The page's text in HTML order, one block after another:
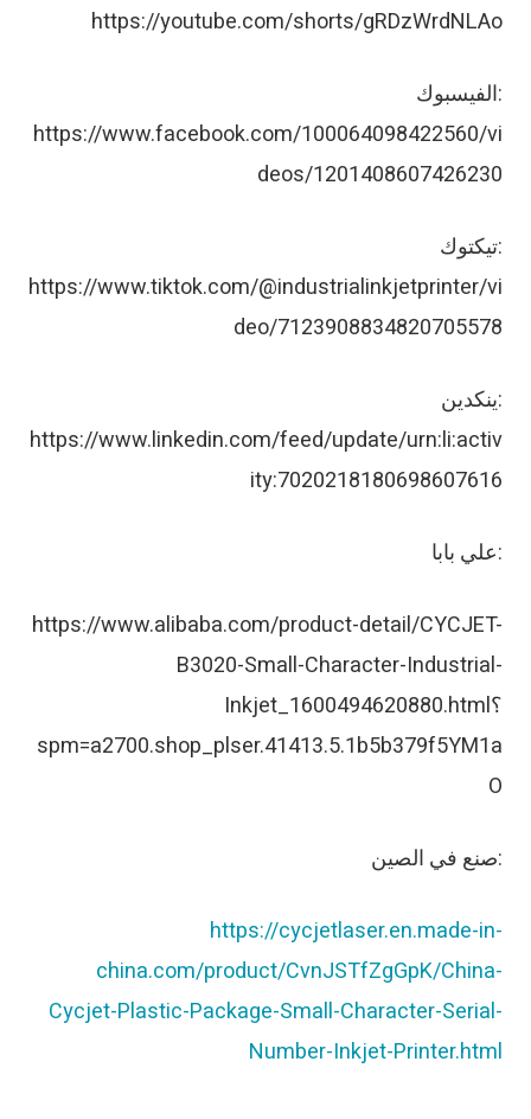
https://youtube.com/shorts/gRDzWrdNLAo
الفيسبوك:
https://www.facebook.com/100064098422560/vi
deos/1201408607426230
تيكتوك:
https://www.tiktok.com/@industrialinkjetprinter/vi
deo/7123908834820705578
ينكدين:
https://www.linkedin.com/feed/update/urn:li:activ
ity:7020218180698607616
علي بابا:
https://www.alibaba.com/product-detail/CYCJET-
B3020-Small-Character-Industrial-
Inkjet_1600494620880.html؟
spm=a2700.shop_plser.41413.5.1b5b379f5YM1a
O
صنع في الصين:
https://cycjetlaser.en.made-in-
china.com/product/CvnJSTfZgGpK/China-
Cycjet-Plastic-Package-Small-Character-Serial-
Number-Inkjet-Printer.html